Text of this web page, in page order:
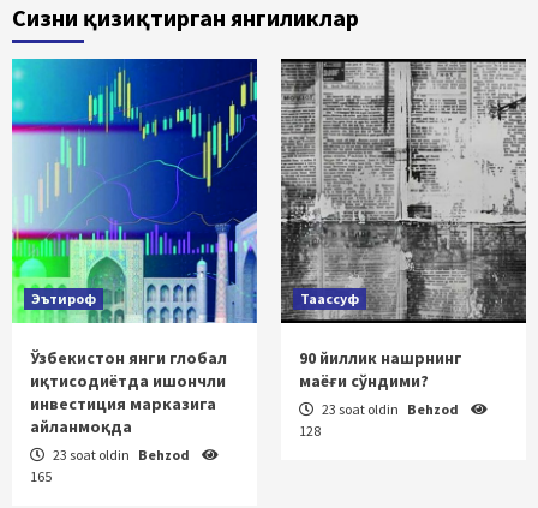
Сизни қизиқтирган янгиликлар
Эътироф
Ўзбекистон янги глобал
иқтисодиётда ишончли
инвестиция марказига
айланмоқда
23 soat oldin Behzod
165
Таассуф
90 йиллик нашрнинг
маёғи сўндими?
23 soat oldin Behzod
128